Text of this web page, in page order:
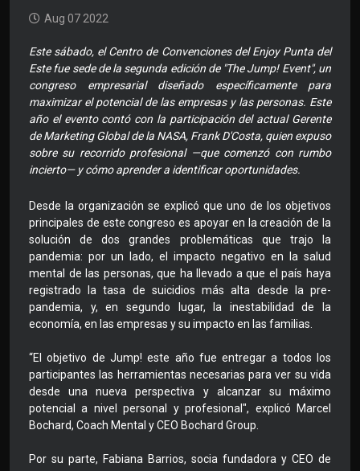
Aug 07 2022
Este sábado, el Centro de Convenciones del Enjoy Punta del
Este fue sede de la segunda edición de "The Jump! Event", un
congreso empresarial diseñado específicamente para
maximizar el potencial de las empresas y las personas. Este
año el evento contó con la participación del actual Gerente
de Marketing Global de la NASA, Frank D'Costa, quien expuso
sobre su recorrido profesional —que comenzó con rumbo
incierto— y cómo aprender a identificar oportunidades.
Desde la organización se explicó que uno de los objetivos
principales de este congreso es apoyar en la creación de la
solución de dos grandes problemáticas que trajo la
pandemia: por un lado, el impacto negativo en la salud
mental de las personas, que ha llevado a que el país haya
registrado la tasa de suicidios más alta desde la pre-
pandemia, y, en segundo lugar, la inestabilidad de la
economía, en las empresas y su impacto en las familias.
“El objetivo de Jump! este año fue entregar a todos los
participantes las herramientas necesarias para ver su vida
desde una nueva perspectiva y alcanzar su máximo
potencial a nivel personal y profesional", explicó Marcel
Bochard, Coach Mental y CEO Bochard Group.
Por su parte, Fabiana Barrios, socia fundadora y CEO de